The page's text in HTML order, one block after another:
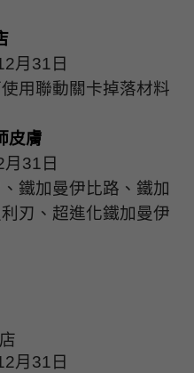
月 31 日
用聯動關卡掉落材料
皮膚
月 31 日
鐵加曼伊比路、鐵加
刃、超進化鐵加曼伊
月 31 日